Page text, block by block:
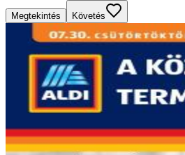
Megtekintés Követés